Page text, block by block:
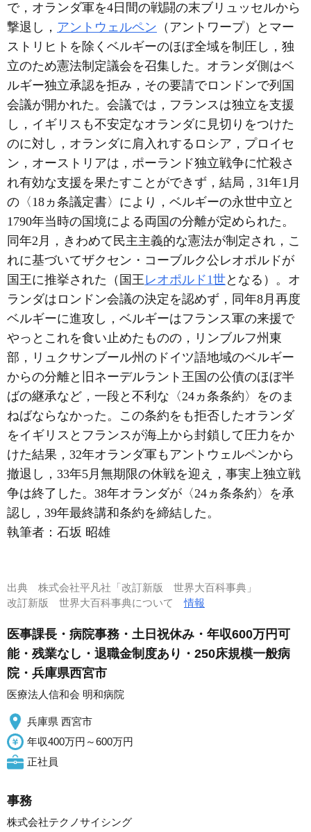
で，オランダ軍を4日間の戦闘の末ブリュッセルから
撃退し， アントウェルペン （アントワープ）とマー
ストリヒトを除くベルギーのほぼ全域を制圧し，独
立のため憲法制定議会を召集した。オランダ側はベ
ルギー独立承認を拒み，その要請でロンドンで列国
会議が開かれた。会議では，フランスは独立を支援
し，イギリスも不安定なオランダに見切りをつけた
のに対し，オランダに肩入れするロシア，プロイセ
ン，オーストリアは，ポーランド独立戦争に忙殺さ
れ有効な支援を果たすことができず，結局，31年1月
の〈18ヵ条議定書〉により，ベルギーの永世中立と
1790年当時の国境による両国の分離が定められた。
同年2月，きわめて民主主義的な憲法が制定され，こ
れに基づいてザクセン・コーブルク公レオポルドが
国王に推挙された（国王レオポルド1世となる）。オ
ランダはロンドン会議の決定を認めず，同年8月再度
ベルギーに進攻し，ベルギーはフランス軍の来援で
やっとこれを食い止めたものの，リンブルフ州東
部，リュクサンブール州のドイツ語地域のベルギー
からの分離と旧ネーデルラント王国の公債のほぼ半
ばの継承など，一段と不利な〈24ヵ条条約〉をのま
ねばならなかった。この条約をも拒否したオランダ
をイギリスとフランスが海上から封鎖して圧力をか
けた結果，32年オランダ軍もアントウェルペンから
撤退し，33年5月無期限の休戦を迎え，事実上独立戦
争は終了した。38年オランダが〈24ヵ条条約〉を承
認し，39年最終講和条約を締結した。
執筆者： 石坂 昭雄
出典 株式会社平凡社「改訂新版 世界大百科事典」
改訂新版 世界大百科事典について情報
医事課長・病院事務・土日祝休み・年収600万円可
能・残業なし・退職金制度あり・250床規模一般病
院・兵庫県西宮市
医療法人信和会 明和病院
兵庫県 西宮市
年収400万円～600万円
正社員
事務
株式会社テクノサイシング